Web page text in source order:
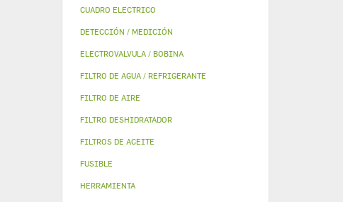
CUADRO ELECTRICO
DETECCIÓN / MEDICIÓN
ELECTROVALVULA / BOBINA
FILTRO DE AGUA / REFRIGERANTE
FILTRO DE AIRE
FILTRO DESHIDRATADOR
FILTROS DE ACEITE
FUSIBLE
HERRAMIENTA